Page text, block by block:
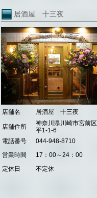
居酒屋 十三夜
店舗名 居酒屋 十三夜
店舗住所
神奈川県川崎市宮前区
平1-1-6
電話番号
044-948-8710
営業時間
17：00～24：00
定休日
不定休